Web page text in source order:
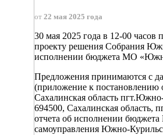
от 22 мая 2025 года
30 мая 2025 года в 12-00
проекту решения Собрания
исполнении бюджета МО
Предложения принимаются с
(приложение к постановлению
Сахалинская область
694500, Сахалинская область,
отчета об исполнении
самоуправления Южно-